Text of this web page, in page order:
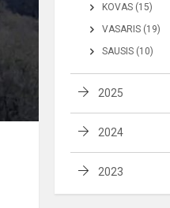
KOVAS (15)
VASARIS (19)
SAUSIS (10)
2025
2024
2023